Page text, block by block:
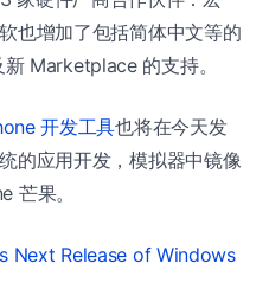
也增加了包括简体中文等的
Marketplace 的支持。
开发工具也将在今天发
的应用开发，模拟器中镜像
芒果。
Next Release of Windows